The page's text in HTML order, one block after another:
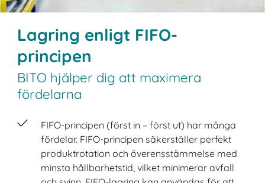
Lagring enligt FIFO-
principen
BITO hjälper dig att maximera
fördelarna
FIFO-principen (först in – först ut) har många
fördelar. FIFO-principen säkerställer perfekt
produktrotation och överensstämmelse med
minsta hållbarhetstid, vilket minimerar avfall